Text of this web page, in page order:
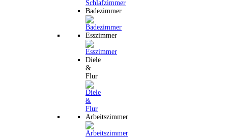
Badezimmer
Esszimmer
Diele
&
Flur
Arbeitszimmer